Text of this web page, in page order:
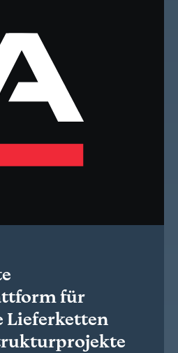
für
Lieferketten